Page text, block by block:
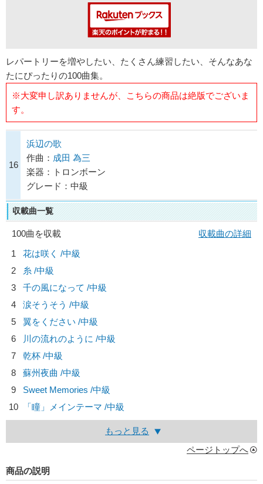
レパートリーを増やしたい、たくさん練習したい、そんなあな
たにぴったりの100曲集。
※大変申し訳ありませんが、こちらの商品は絶版でございま
す。
16
浜辺の歌
作曲： 成田 為三
楽器：トロンボーン
グレード：中級
収載曲一覧
100曲を収載
収載曲の詳細
1
花は咲く /中級
2
糸 /中級
3
千の風になって /中級
4
涙そうそう /中級
5
翼をください /中級
6
川の流れのように /中級
7
乾杯 /中級
8
蘇州夜曲 /中級
9
Sweet Memories /中級
10
「瞳」メインテーマ /中級
もっと見る
ページトップへ
商品の説明